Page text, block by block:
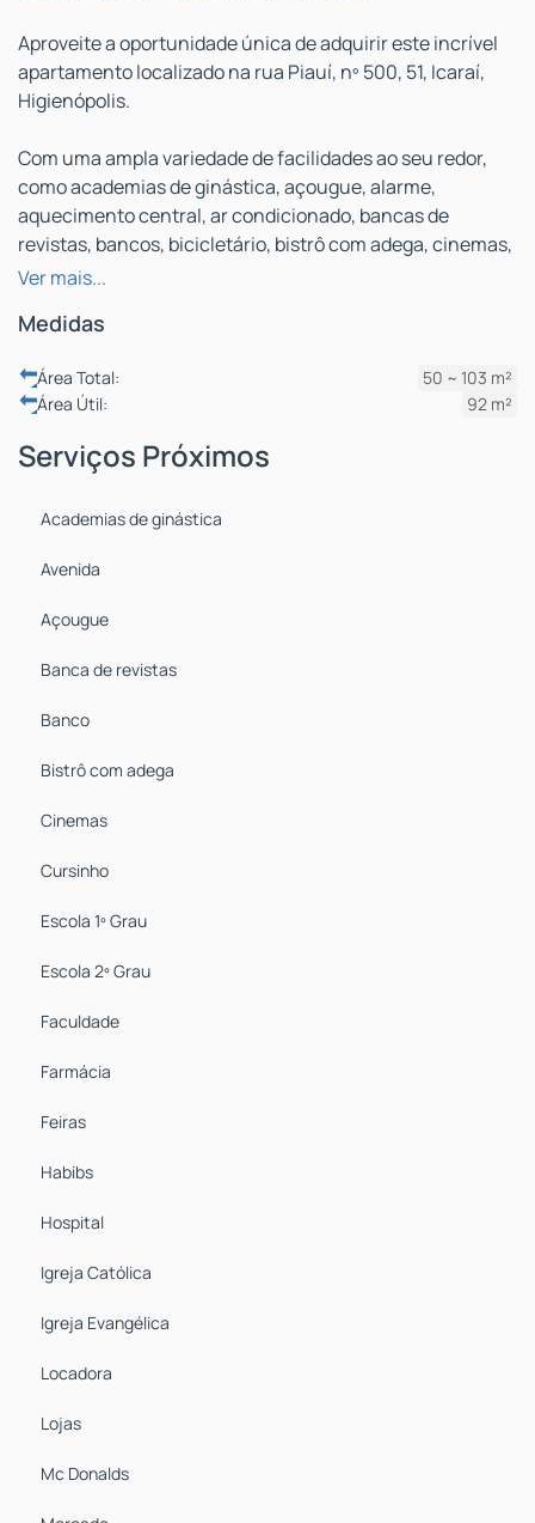
Aproveite a oportunidade única de adquirir este incrível
apartamento localizado na rua Piauí, nº 500, 51, Icaraí,
Higienópolis.
Com uma ampla variedade de facilidades ao seu redor,
como academias de ginástica, açougue, alarme,
aquecimento central, ar condicionado, bancas de
revistas, bancos, bicicletário, bistrô com adega, cinemas,
circuito de TV, cursinhos, elevador, escolas de 1º e 2º
frontal para o mar, este imóvel é simplesmente
Com 3 quartos, 1 banheiro, 1 suíte, 2 vagas de garagem, 1
sala, uma área total de 49.98 m² e uma área útil de 92 m²,
por apenas R$ 725.000,00, esta é uma oportunidade que
Não perca mais tempo e agende já a sua visita! Este pode
#facilidades #qualidade de vida
Ver mais...
Medidas
Área Total:
50 ~ 103 m²
Área Útil:
92 m²
Serviços Próximos
Academias de ginástica
Avenida
Açougue
Banca de revistas
Banco
Bistrô com adega
Cinemas
Cursinho
Escola 1º Grau
Escola 2º Grau
Faculdade
Farmácia
Feiras
Habibs
Hospital
Igreja Católica
Igreja Evangélica
Locadora
Lojas
Mc Donalds